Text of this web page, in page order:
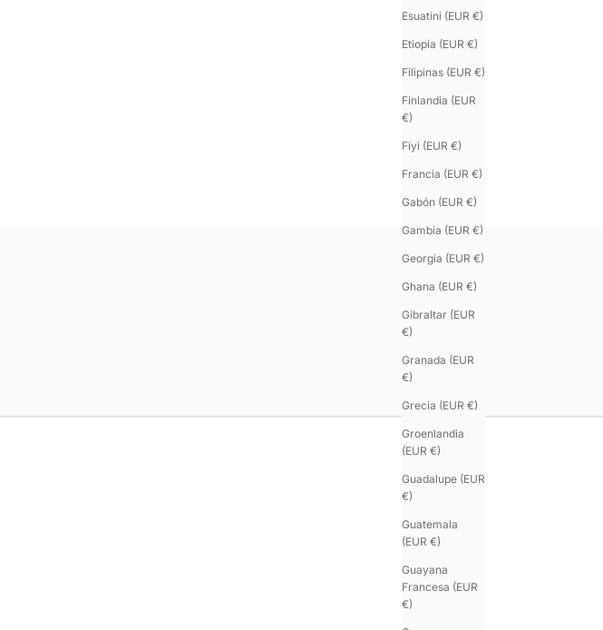
Esuatini (EUR €)
Etiopía (EUR €)
Filipinas (EUR €)
Finlandia (EUR
€)
Fiyi (EUR €)
Francia (EUR €)
Gabón (EUR €)
Gambia (EUR €)
Georgia (EUR €)
Ghana (EUR €)
Gibraltar (EUR
€)
Granada (EUR
€)
Grecia (EUR €)
Groenlandia
(EUR €)
Guadalupe (EUR
€)
Guatemala
(EUR €)
Guayana
Francesa (EUR
€)
• Une construction durable, pensée pour évoluer